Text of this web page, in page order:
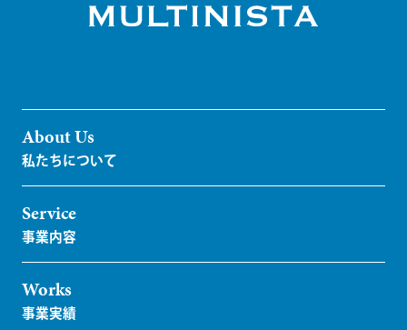
About Us
Service
Works